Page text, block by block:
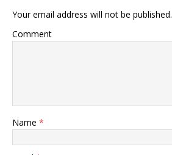
Your email address will not be published.
Comment
Name *